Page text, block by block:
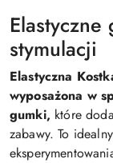
stymulacji
Elastyczna
wyposażona w
gumki, które
zabawy. To